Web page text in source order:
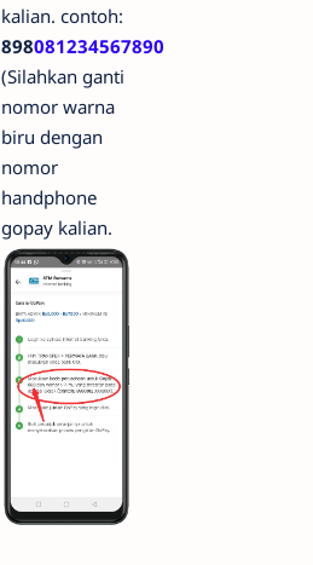
kalian. contoh:
898081234567890
(Silahkan ganti
nomor warna
biru dengan
nomor
handphone
gopay kalian.